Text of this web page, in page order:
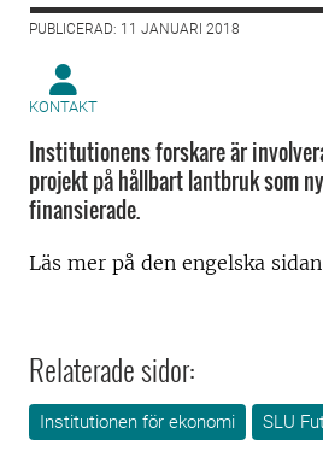
PUBLICERAD: 11 JANUARI 2018
KONTAKT
Institutionens forskare är
projekt på hållbart lantbruk som
finansierade.
Läs mer på den engelska
Relaterade sidor:
Institutionen för ekonomi SLU